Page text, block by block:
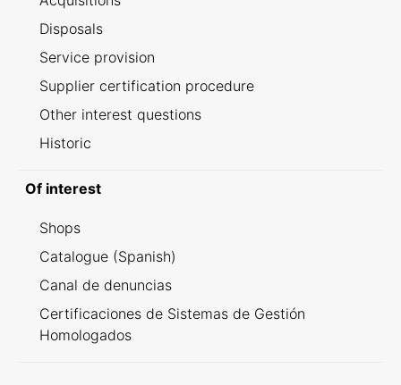
Disposals
Service provision
Supplier certification procedure
Other interest questions
Historic
Of interest
Shops
Catalogue (Spanish)
Canal de denuncias
Certificaciones de Sistemas de Gestión
Homologados